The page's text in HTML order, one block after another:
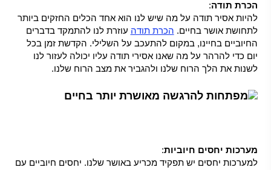
הכרת תודה:
להיות אסיר תודה על מה שיש לנו הוא אחד הכלים החזקים ביותר
לתחושת אושר בחיים. הכרת תודה עוזרת לנו להתמקד בדברים
החיוביים בחיינו, במקום להתעכב על השלילי. הקדשת זמן בכל
יום כדי להרהר על מה שאנו אסירי תודה עליו יכולה לעזור לנו
לשנות את הלך הרוח שלנו ולהגביר את מצב הרוח שלנו.
מערכות יחסים חיוביות:
למערכות יחסים יש תפקיד מכריע באושר שלנו. יחסים חיוביים עם